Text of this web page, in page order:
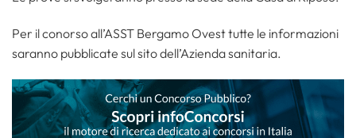
Per il conorso all’ASST Bergamo Ovest tutte le informazioni
saranno pubblicate sul sito dell’Azienda sanitaria.